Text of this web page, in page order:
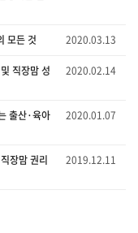
모든 것 2020.03.13
직장맘 성
2020.02.14
출산·육아
2020.01.07
장맘 권리
2019.12.11